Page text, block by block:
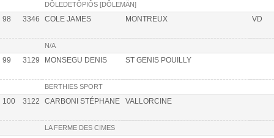
DÔLEDETÔPIÔS [DÔLEMÄN]
98 3346 COLE JAMES MONTREUX VD
N/A
99 3129 MONSEGU DENIS ST GENIS POUILLY
BERTHIES SPORT
100 3122 CARBONI STÉPHANE VALLORCINE
LA FERME DES CIMES